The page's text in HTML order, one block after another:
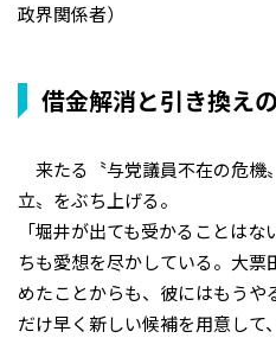
政界関係者）
借金解消と引き換え
来たる〝与党議員不在の危機
立〟をぶち上げる。
「堀井が出ても受かることは
ちも愛想を尽かしている。大
めたことからも、彼にはもうや
だけ早く新しい候補を用意して